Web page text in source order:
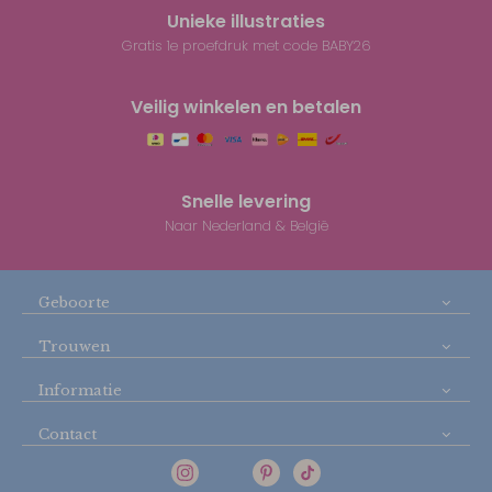
Unieke illustraties
Gratis 1e proefdruk met code BABY26
Veilig winkelen en betalen
Snelle levering
Naar Nederland & België
Geboorte
Trouwen
Informatie
Contact